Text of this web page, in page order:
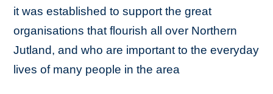
it was established to support the great
organisations that flourish all over Northern
Jutland, and who are important to the everyday
lives of many people in the area